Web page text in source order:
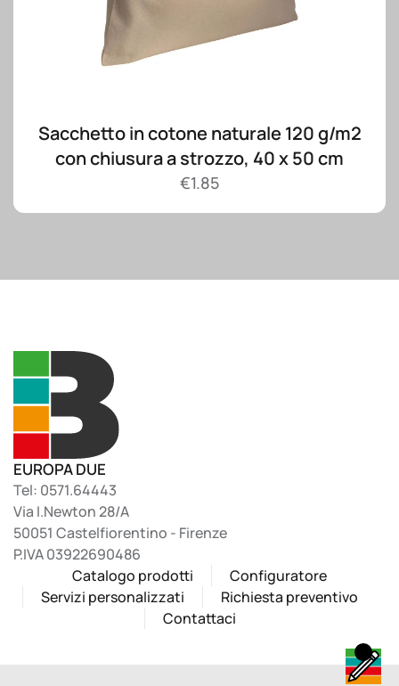
Sacchetto in cotone naturale 120 g/m2
con chiusura a strozzo, 40 x 50 cm
€1.85
EUROPA DUE
Tel: 0571.64443
Via I.Newton 28/A
50051 Castelfiorentino - Firenze
P.IVA 03922690486
Catalogo prodotti
Configuratore
Servizi personalizzati
Richiesta preventivo
Contattaci